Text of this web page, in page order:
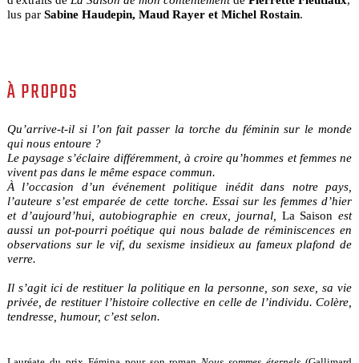
lus par Sabine Haudepin, Maud Rayer et Michel Rostain.
À PROPOS
Qu’arrive-t-il si l’on fait passer la torche du féminin sur le monde
qui nous entoure ?
Le paysage s’éclaire différemment, à croire qu’hommes et femmes ne
vivent pas dans le même espace commun.
À l’occasion d’un événement politique inédit dans notre pays,
l’auteure s’est emparée de cette torche. Essai sur les femmes d’hier
et d’aujourd’hui, autobiographie en creux, journal, La Saison est
aussi un pot-pourri poétique qui nous balade de réminiscences en
observations sur le vif, du sexisme insidieux au fameux plafond de
verre.
Il s’agit ici de restituer la politique en la personne, son sexe, sa vie
privée, de restituer l’histoire collective en celle de l’individu. Colère,
tendresse, humour, c’est selon.